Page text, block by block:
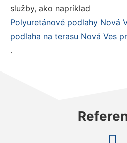
služby, ako napríklad
Polyuretánové podlahy Nová
podlaha na terasu Nová Ves
.